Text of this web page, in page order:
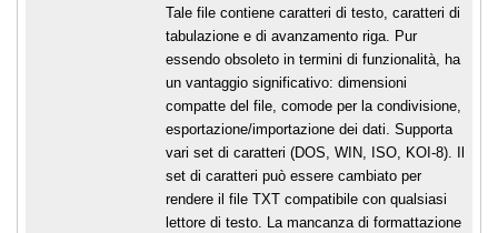
Tale file contiene caratteri di testo, caratteri di
tabulazione e di avanzamento riga. Pur
essendo obsoleto in termini di funzionalità, ha
un vantaggio significativo: dimensioni
compatte del file, comode per la condivisione,
esportazione/importazione dei dati. Supporta
vari set di caratteri (DOS, WIN, ISO, KOI-8). Il
set di caratteri può essere cambiato per
rendere il file TXT compatibile con qualsiasi
lettore di testo. La mancanza di formattazione